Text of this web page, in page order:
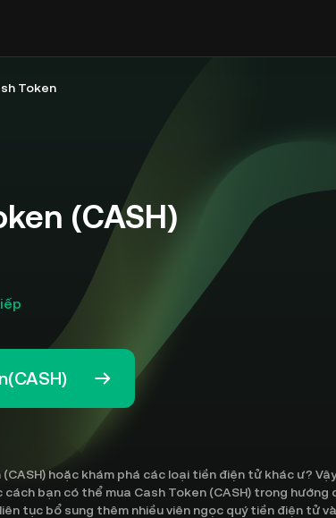
Token
(CASH)
hoặc khám phá các loại tiền điện tử khác ư?
bạn có thể mua Cash Token (CASH) trong hướng
tục bổ sung thêm nhiều viên ngọc quý tiền điện tử